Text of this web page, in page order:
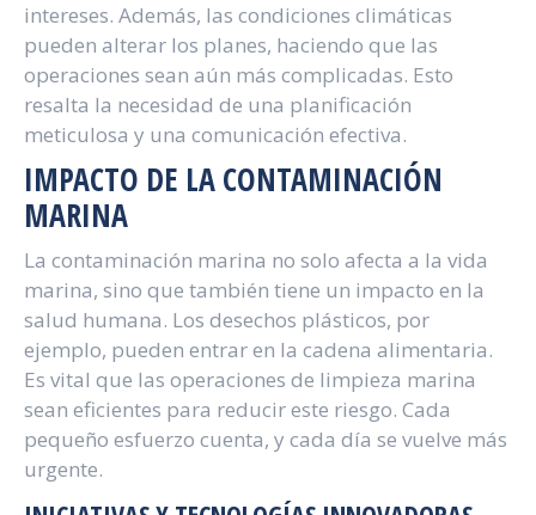
intereses. Además, las condiciones climáticas
pueden alterar los planes, haciendo que las
operaciones sean aún más complicadas. Esto
resalta la necesidad de una planificación
meticulosa y una comunicación efectiva.
IMPACTO DE LA CONTAMINACIÓN
MARINA
La contaminación marina no solo afecta a la vida
marina, sino que también tiene un impacto en la
salud humana. Los desechos plásticos, por
ejemplo, pueden entrar en la cadena alimentaria.
Es vital que las operaciones de limpieza marina
sean eficientes para reducir este riesgo. Cada
pequeño esfuerzo cuenta, y cada día se vuelve más
urgente.